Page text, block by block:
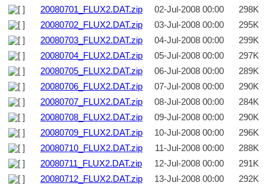
20080701_FLUX2.DAT.zip
02-Jul-2008 00:00
298K
20080702_FLUX2.DAT.zip
03-Jul-2008 00:00
295K
20080703_FLUX2.DAT.zip
04-Jul-2008 00:00
299K
20080704_FLUX2.DAT.zip
05-Jul-2008 00:00
297K
20080705_FLUX2.DAT.zip
06-Jul-2008 00:00
289K
20080706_FLUX2.DAT.zip
07-Jul-2008 00:00
290K
20080707_FLUX2.DAT.zip
08-Jul-2008 00:00
284K
20080708_FLUX2.DAT.zip
09-Jul-2008 00:00
290K
20080709_FLUX2.DAT.zip
10-Jul-2008 00:00
296K
20080710_FLUX2.DAT.zip
11-Jul-2008 00:00
288K
20080711_FLUX2.DAT.zip
12-Jul-2008 00:00
291K
20080712_FLUX2.DAT.zip
13-Jul-2008 00:00
292K